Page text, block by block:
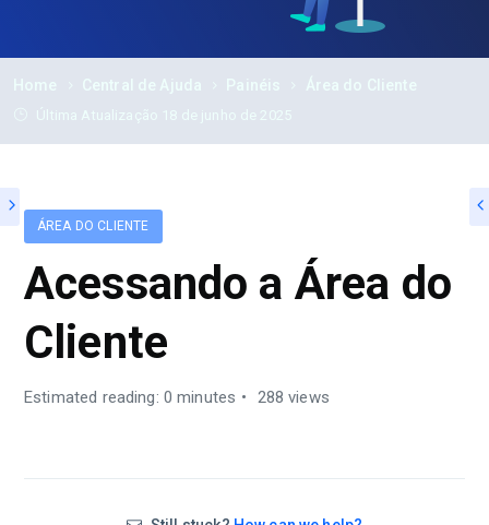
Home Central de Ajuda Painéis Área do Cliente
Última Atualização 18 de junho de 2025
ÁREA DO CLIENTE
Acessando a Área do
Cliente
Estimated reading: 0 minutes 288 views